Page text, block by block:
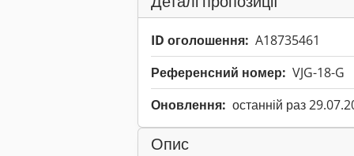
ID оголошення: A18735461
Референсний номер: VJG-18-G
Оновлення: останній раз
Опис